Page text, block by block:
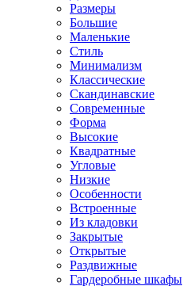
Размеры
Большие
Маленькие
Стиль
Минимализм
Классические
Скандинавские
Современные
Форма
Высокие
Квадратные
Угловые
Низкие
Особенности
Встроенные
Из кладовки
Закрытые
Открытые
Раздвижные
Гардеробные шкафы